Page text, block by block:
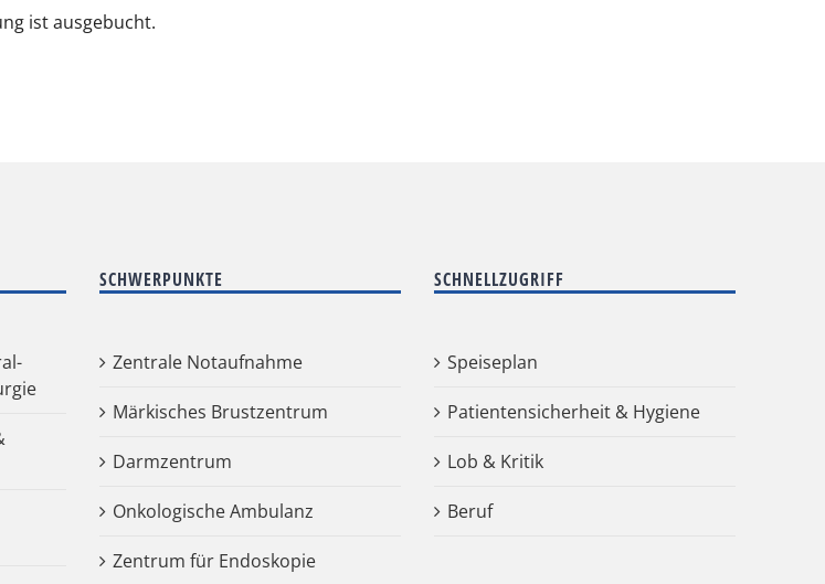
ist ausgebucht.
SCHWERPUNKTE
Zentrale Notaufnahme
Märkisches Brustzentrum
Darmzentrum
Onkologische Ambulanz
Zentrum für Endoskopie
SCHNELLZUGRIFF
Speiseplan
Patientensicherheit & Hygiene
Lob & Kritik
Beruf